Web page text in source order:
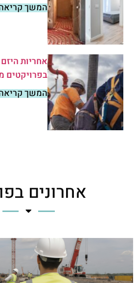
המשך
אחריות
בפרויקטים
המשך
אחרונים